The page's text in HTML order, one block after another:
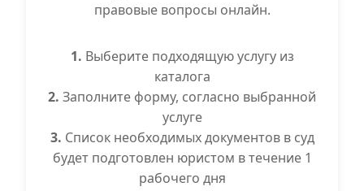
правовые вопросы онлайн.
1. Выберите подходящую услугу из
каталога
2. Заполните форму, согласно выбранной
услуге
3. Список необходимых документов в суд
будет подготовлен юристом в течение 1
рабочего дня